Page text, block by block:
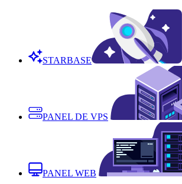
STARBASE
PANEL DE VPS
PANEL WEB